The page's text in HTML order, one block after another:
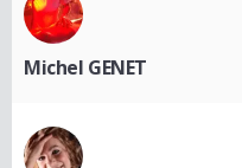
Michel GENET